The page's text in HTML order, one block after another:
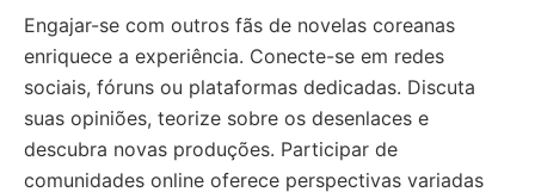
Engajar-se com outros fãs de novelas coreanas
enriquece a experiência. Conecte-se em redes
sociais, fóruns ou plataformas dedicadas. Discuta
suas opiniões, teorize sobre os desenlaces e
descubra novas produções. Participar de
comunidades online oferece perspectivas variadas